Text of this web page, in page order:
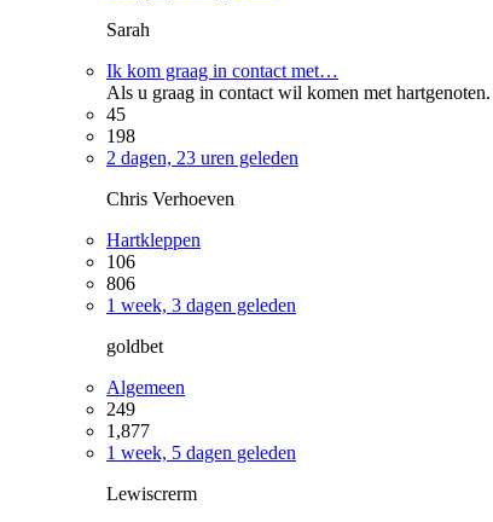
Sarah
Ik kom graag in contact met…
Als u graag in contact wil komen met
45
198
2 dagen, 23 uren geleden
Chris Verhoeven
Hartkleppen
106
806
1 week, 3 dagen geleden
goldbet
Algemeen
249
1,877
1 week, 5 dagen geleden
Lewiscrerm